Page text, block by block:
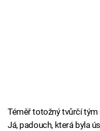
Téměř totožný tvůrčí
Já, padouch, která byla